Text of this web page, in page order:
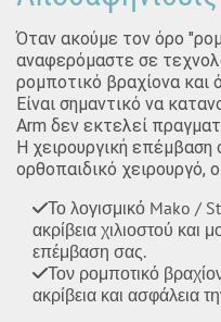
Όταν ακούμε τον όρο
αναφερόμαστε σε
ρομποτικό βραχίονα και
Είναι σημαντικό να
Arm δεν εκτελεί
Η χειρουργική επέμβαση
ορθοπαιδικό χειρουργό,
Το λογισμικό Mako /
ακρίβεια χιλιοστού και
επέμβαση σας.
Τον ρομποτικό
ακρίβεια και ασφάλεια